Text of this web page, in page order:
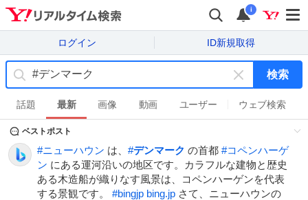
i
ログイン ID新規取得
キ
ー
ワ
ド
を
消
す
検索
話題 最新 画像 動画 ユーザー ウェブ検索
ベストポスト
#ニューハウン は、 #デンマーク の首都 #コペンハーゲ
ン にある運河沿いの地区です。カラフルな建物と歴史
ある木造船が織りなす風景は、コペンハーゲンを代表
する景観です。 #bingjp bing.jp さて、ニューハウンの